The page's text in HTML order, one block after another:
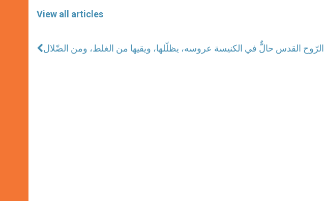
View all articles
الرّوح القدس حالٌّ في الكنيسة عروسه، يظلّلها، ويقيها من الغلط، ومن الضّلال